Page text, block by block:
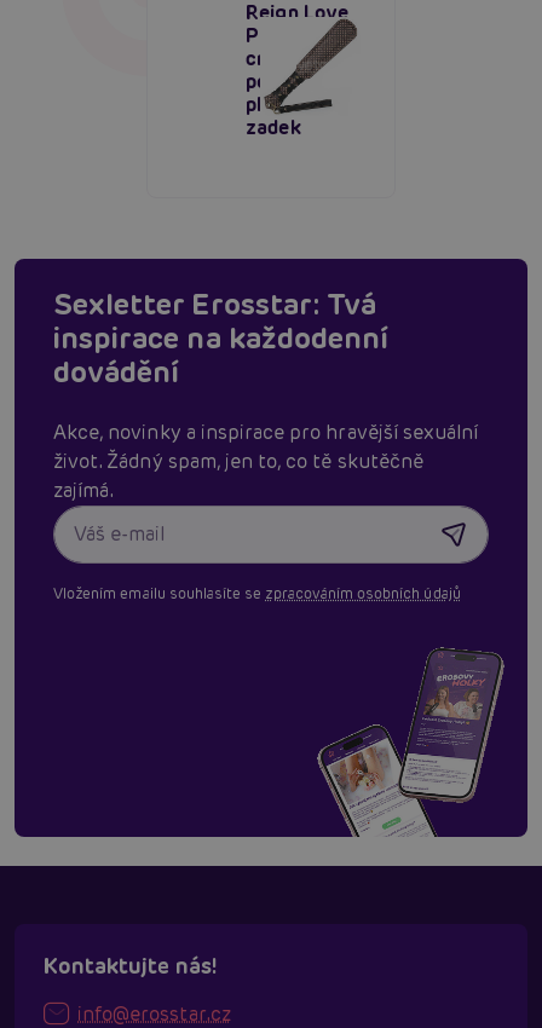
Reign Love
Paddle (38
cm),
polstrovaná
plácačka na
zadek
Sexletter Erosstar: Tvá
inspirace na každodenní
dovádění
Akce, novinky a inspirace pro hravější sexuální
život. Žádný spam, jen to, co tě skutěčně
zajímá.
Vložením emailu souhlasíte se zpracováním osobních údajů
Kontaktujte nás!
info@erosstar.cz